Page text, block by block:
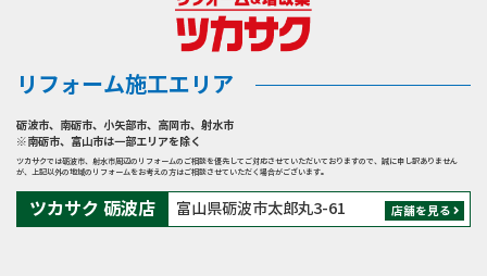
リフォーム施工エリア
砺波市、 南砺市、 小矢部市、 高岡市、 射水市
※南砺市、富山市は一部エリアを除く
ツカサクでは砺波市、射水市周辺のリフォームのご相談を優先してご対応させていただいておりますので、誠に申し訳ありません
が、上記以外の地域のリフォームをお考えの方はご相談させていただく場合がございます。
ツカサク 砺波店 富山県砺波市太郎丸3-61 店舗を見る